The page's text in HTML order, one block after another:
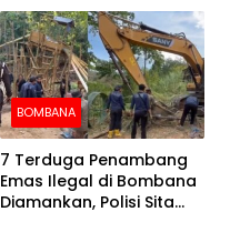
BOMBANA
7 Terduga Penambang
Emas Ilegal di Bombana
Diamankan, Polisi Sita